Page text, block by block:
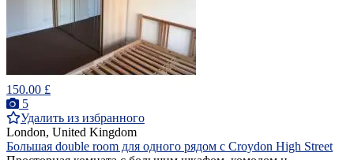
150.00 £
5
Удалить из избранного
London, United Kingdom
Большая double room для одного рядом с Croydon High Street